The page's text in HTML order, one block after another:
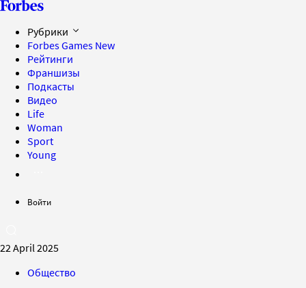
Рубрики
Forbes Games New
Рейтинги
Франшизы
Подкасты
Видео
Life
Woman
Sport
Young
Войти
22 April 2025
Общество